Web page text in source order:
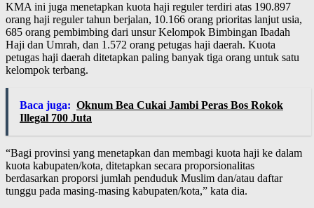
KMA ini juga menetapkan kuota haji reguler terdiri atas 190.897
orang haji reguler tahun berjalan, 10.166 orang prioritas lanjut usia,
685 orang pembimbing dari unsur Kelompok Bimbingan Ibadah
Haji dan Umrah, dan 1.572 orang petugas haji daerah. Kuota
petugas haji daerah ditetapkan paling banyak tiga orang untuk satu
kelompok terbang.
Baca juga: Oknum Bea Cukai Jambi Peras Bos Rokok
Illegal 700 Juta
“Bagi provinsi yang menetapkan dan membagi kuota haji ke dalam
kuota kabupaten/kota, ditetapkan secara proporsionalitas
berdasarkan proporsi jumlah penduduk Muslim dan/atau daftar
tunggu pada masing-masing kabupaten/kota,” kata dia.